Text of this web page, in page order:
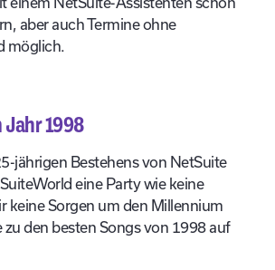
aber auch Termine ohne
möglich.
Jahr 1998
jährigen Bestehens von NetSuite
eine Party wie keine
keine Sorgen um den Millennium
zu den besten Songs von 1998 auf